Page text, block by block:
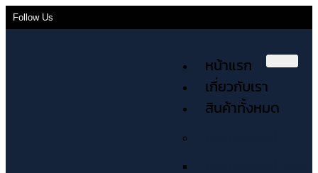
Follow Us
หน้าแรก
เกี่ยวกับเรา
สินค้าทั้งหมด